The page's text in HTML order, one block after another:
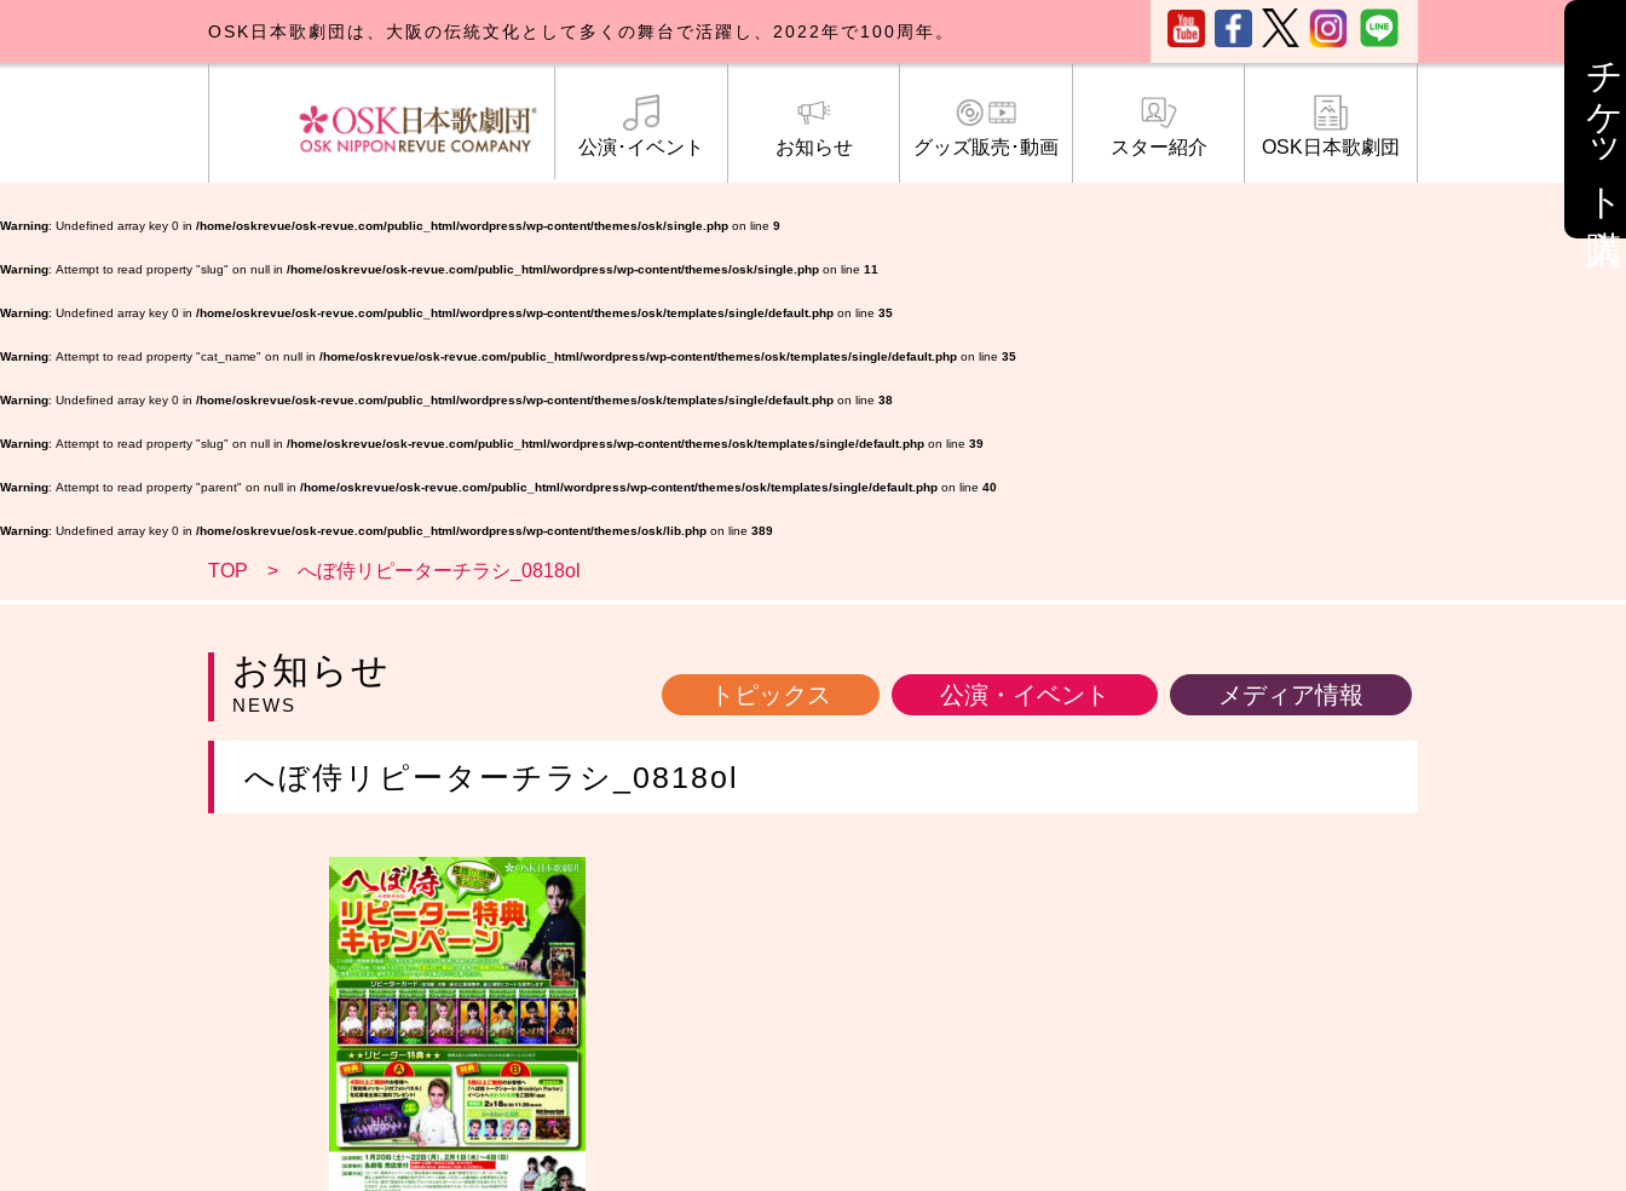
Warning : Undefined array key 0 in /home/oskrevue/osk-revue.com/public_html/wordpress/wp-content/themes/osk/single.php on line 9
Warning : Attempt to read property "slug" on null in /home/oskrevue/osk-revue.com/public_html/wordpress/wp-content/themes/osk/single.php on line 11
Warning : Undefined array key 0 in /home/oskrevue/osk-revue.com/public_html/wordpress/wp-content/themes/osk/templates/single/default.php on line 35
Warning : Attempt to read property "cat_name" on null in /home/oskrevue/osk-revue.com/public_html/wordpress/wp-content/themes/osk/templates/single/default.php on line 35
Warning : Undefined array key 0 in /home/oskrevue/osk-revue.com/public_html/wordpress/wp-content/themes/osk/templates/single/default.php on line 38
Warning : Attempt to read property "slug" on null in /home/oskrevue/osk-revue.com/public_html/wordpress/wp-content/themes/osk/templates/single/default.php on line 39
Warning : Attempt to read property "parent" on null in /home/oskrevue/osk-revue.com/public_html/wordpress/wp-content/themes/osk/templates/single/default.php on line 40
Warning : Undefined array key 0 in /home/oskrevue/osk-revue.com/public_html/wordpress/wp-content/themes/osk/lib.php on line 389
チケット購入
OSK日本歌劇団は、大阪の伝統文化として多くの舞台で活躍し、2022年で100周年。
公演･イベント
公演･イベント ブルックリンパーラー公演
お知らせ
お知らせ一覧 トピックス
グッズ販売･動画
公式グッズ販売
スター紹介 OSK日本歌劇団
OSK日本歌劇団について 研修生募集について
TOP へぼ侍リピーターチラシ_0818ol
お知らせ
NEWS トピックス 公演・イベント メディア情報
へぼ侍リピーターチラシ_0818ol